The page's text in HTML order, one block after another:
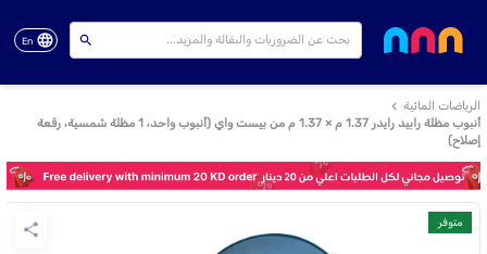
En
الرياضات المائية
أنبوب مظلة رابيد رايدر 1.37 م × 1.37 م من بيست واي (أنبوب واحد، 1 مظلة شمسية، رقعة
إصلاح)
متوفر